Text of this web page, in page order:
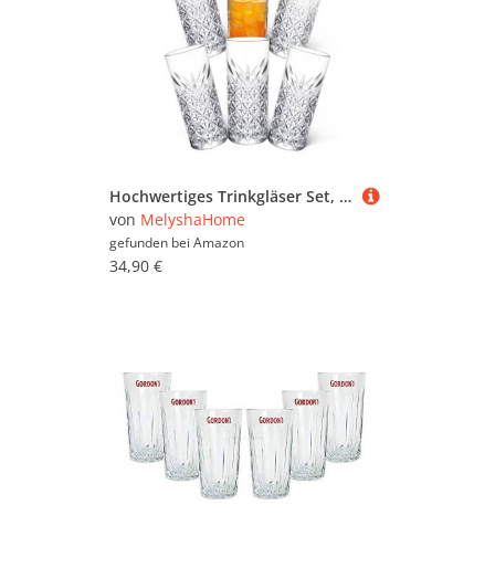
Hochwertiges Trinkgläser Set, viele Varianten, Spülmaschinenfest, dickwandig&langlebig, Saft Latte Macchiato Cocktail Longdrink Whisky Wasser Gläser (Istanbul 2 (Long/380ml) Raki&Ouzogläser 12 Stück)
von MelyshaHome
gefunden bei Amazon
34,90 €